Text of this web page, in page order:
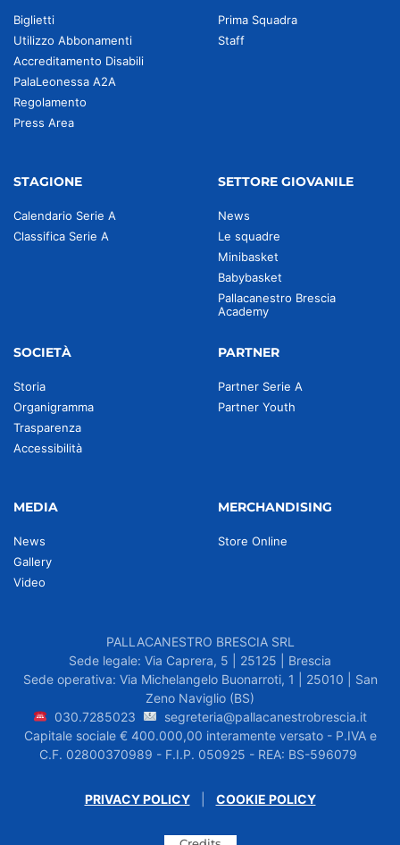
Biglietti
Utilizzo Abbonamenti
Accreditamento Disabili
PalaLeonessa A2A
Regolamento
Press Area
Prima Squadra
Staff
STAGIONE
Calendario Serie A
Classifica Serie A
SETTORE GIOVANILE
News
Le squadre
Minibasket
Babybasket
Pallacanestro Brescia
Academy
SOCIETÀ
Storia
Organigramma
Trasparenza
Accessibilità
PARTNER
Partner Serie A
Partner Youth
MEDIA
News
Gallery
Video
MERCHANDISING
Store Online
PALLACANESTRO BRESCIA SRL
Sede legale: Via Caprera, 5 | 25125 | Brescia
Sede operativa: Via Michelangelo Buonarroti, 1 | 25010 | San
Zeno Naviglio (BS)
030.7285023
segreteria@pallacanestrobrescia.it
Capitale sociale € 400.000,00 interamente versato - P.IVA e
C.F. 02800370989 - F.I.P. 050925 - REA: BS-596079
PRIVACY POLICY| COOKIE POLICY